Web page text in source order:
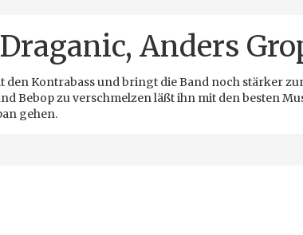
Anders
den Kontrabass und bringt die Band noch stärker
Bebop zu verschmelzen läßt ihn mit den besten
gehen.